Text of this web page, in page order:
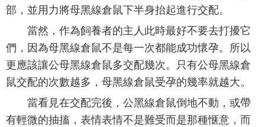
部，並用力將母黑線倉鼠下半身抬起進行交配。
當然，作為飼養者的主人此時最好不要去打擾它
們，因為母黑線倉鼠不是每一次都能成功懷孕。所以
更應該讓公母黑線倉鼠多交配幾次。只有公母黑線倉
鼠交配的次數越多，母黑線倉鼠受孕的幾率就越大。
當看見在交配完後，公黑線倉鼠倒地不動，或帶
有輕微的抽搐，表情表情不是難受而是那種惬意，而